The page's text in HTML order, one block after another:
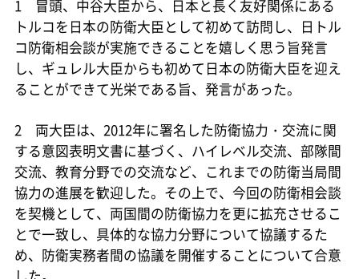
1 冒頭、中谷大臣から、日本と長く友好関係にある
トルコを日本の防衛大臣として初めて訪問し、日トル
コ防衛相会談が実施できることを嬉しく思う旨発言
し、ギュレル大臣からも初めて日本の防衛大臣を迎え
ることができて光栄である旨、発言があった。
2 両大臣は、2012年に署名した防衛協力・交流に関
する意図表明文書に基づく、ハイレベル交流、部隊間
交流、教育分野での交流など、これまでの防衛当局間
協力の進展を歓迎した。その上で、今回の防衛相会談
を契機として、両国間の防衛協力を更に拡充させるこ
とで一致し、具体的な協力分野について協議するた
め、防衛実務者間の協議を開催することについて合意